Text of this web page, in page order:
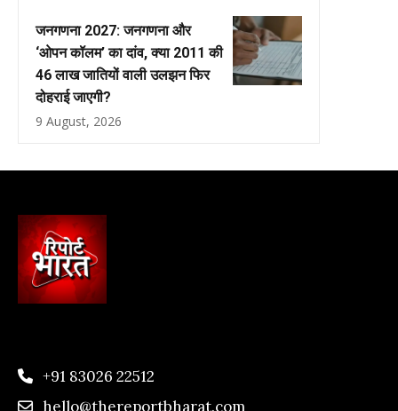
जनगणना 2027: जनगणना और
‘ओपन कॉलम’ का दांव, क्या 2011 की
46 लाख जातियों वाली उलझन फिर
दोहराई जाएगी?
9 August, 2026
+91 83026 22512
hello@thereportbharat.com